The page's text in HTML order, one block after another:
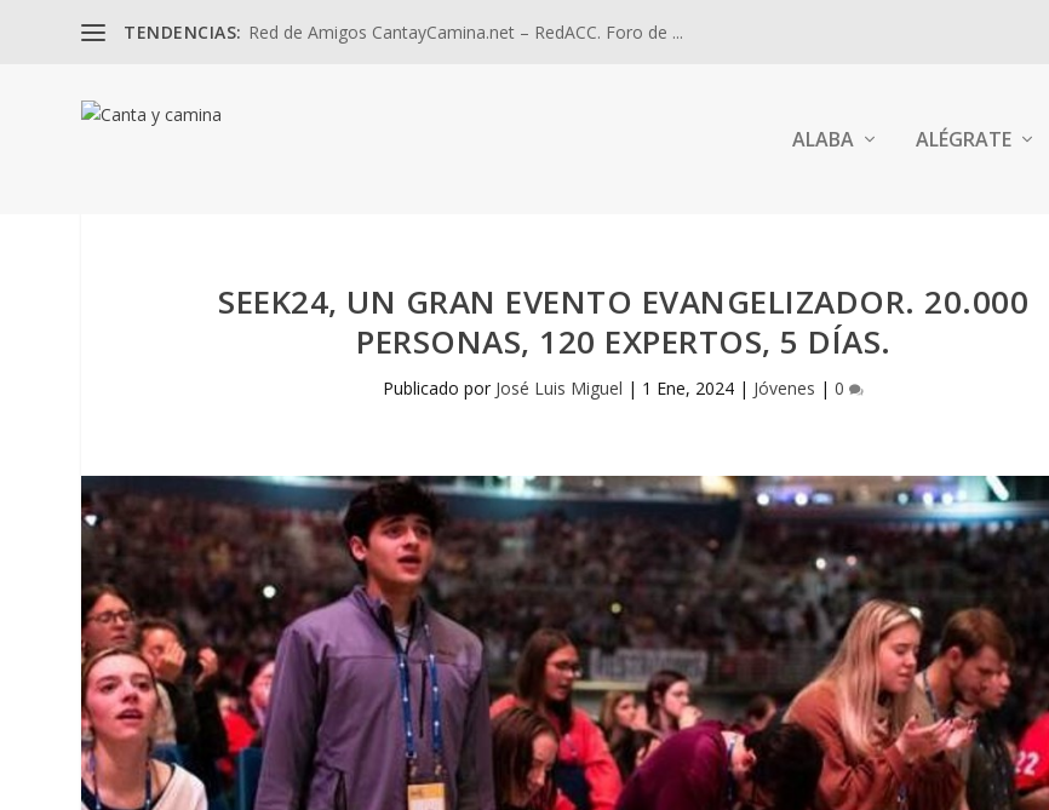
TENDENCIAS: Red de Amigos CantayCamina.net – RedACC. Foro de ...
ALABA ALÉGRATE
SEEK24, UN GRAN EVENTO EVANGELIZADOR. 20.000
PERSONAS, 120 EXPERTOS, 5 DÍAS.
Publicado por José Luis Miguel | 1 Ene, 2024 | Jóvenes |0